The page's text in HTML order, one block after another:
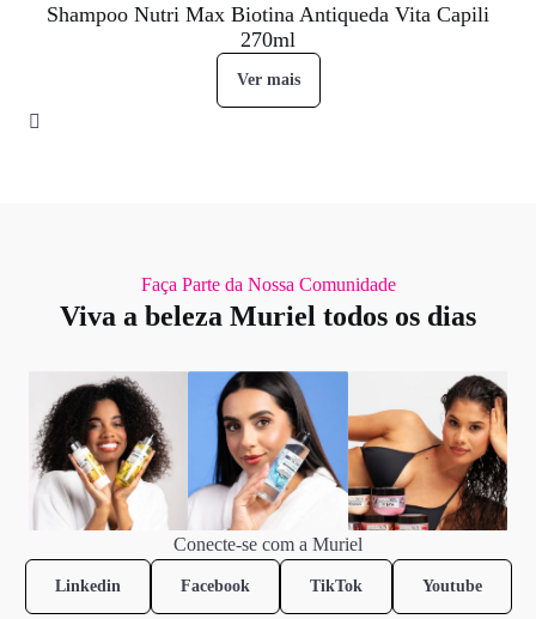
Shampoo Nutri Max Biotina Antiqueda Vita Capili
270ml
Ver mais
Faça Parte da Nossa Comunidade
Viva a beleza Muriel todos os dias
Conecte-se com a Muriel
Linkedin Facebook TikTok Youtube